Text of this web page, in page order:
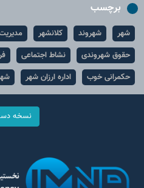
برچسب
شهر شهروند کلانشهر
حقوق شهروندی
نشاط اجتماعی
حکمرانی خوب
اداره ارزان شهر
نسخه